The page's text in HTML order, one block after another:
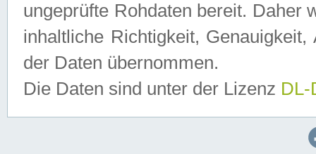
ungeprüfte Rohdaten bereit. Daher
inhaltliche Richtigkeit,
der Daten übernommen.
Die Daten sind unter der Lizenz